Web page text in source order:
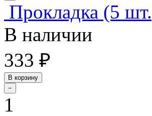
Прокладка (5
В наличии
333 ₽
В корзину
−
1